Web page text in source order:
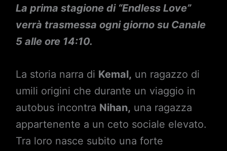
La prima stagione di “Endless Love”
verrà trasmessa ogni giorno su Canale
5 alle ore 14:10.
La storia narra di Kemal, un ragazzo di
umili origini che durante un viaggio in
autobus incontra Nihan, una ragazza
appartenente a un ceto sociale elevato.
Tra loro nasce subito una forte